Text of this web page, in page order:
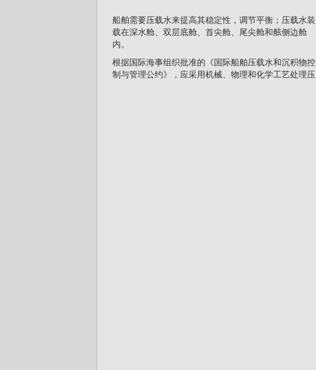
船舶需要压载水来提高其稳定性，调节平衡；压载水装
载在深水舱、双层底舱、首尖舱、尾尖舱和舷侧边舱
内。
根据国际海事组织批准的《国际船舶压载水和沉积物控
制与管理公约》，应采用机械、物理和化学工艺处理压